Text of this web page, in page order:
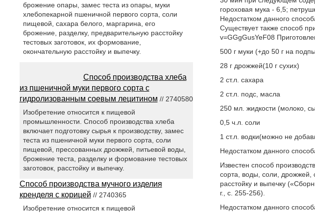
гороховая мука - 6,5;
Недостатком данного
Существует также способ
v=GGgGusYeF08
500 г муки (+до 50 г на
28 г дрожжей(10 г сухих)
2 ст.л. сахара
2 ст.л. подс, масла
250 мл. жидкости (молоко,
0,5 ч.л. соли
1 ст.л. водки(можно не
Недостатком данного
Известен способ
сорта, воды, соли, дрожжей,
расстойку и выпечку
г., с. 255-256).
Недостатком данного
брожение опары, замес теста из опары, муки
хлебопекарной пшеничной первого сорта, соли
пищевой, сахара белого, маргарина, его
брожение, разделку, предварительную расстойку
тестовых заготовок, их формование,
окончательную расстойку и выпечку.
Способ производства хлеба
из пшеничной муки первого сорта с
гидролизованным соевым лецитином // 2740580
Изобретение относится к пищевой
промышленности. Способ производства хлеба
включает подготовку сырья к производству, замес
теста из пшеничной муки первого сорта, соли
пищевой, прессованных дрожжей, питьевой воды,
брожение теста, разделку и формование тестовых
заготовок, расстойку и выпечку.
Способ производства мучного изделия
кренделя с корицей // 2740365
Изобретение относится к пищевой